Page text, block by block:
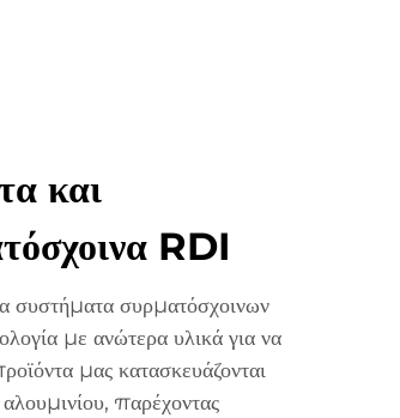
και
RDI
συστήματα συρματόσχοινων
με ανώτερα υλικά για να
μας κατασκευάζονται
παρέχοντας